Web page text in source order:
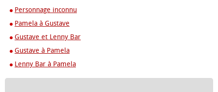
Personnage inconnu
Pamela à Gustave
Gustave et Lenny Bar
Gustave à Pamela
Lenny Bar à Pamela